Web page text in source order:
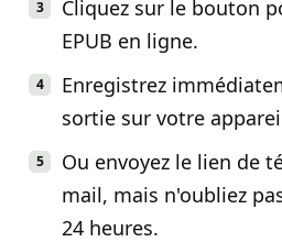
Cliquez sur le bouton
EPUB en ligne.
Enregistrez
sortie sur votre
Ou envoyez le lien de
mail, mais n'oubliez
24 heures.